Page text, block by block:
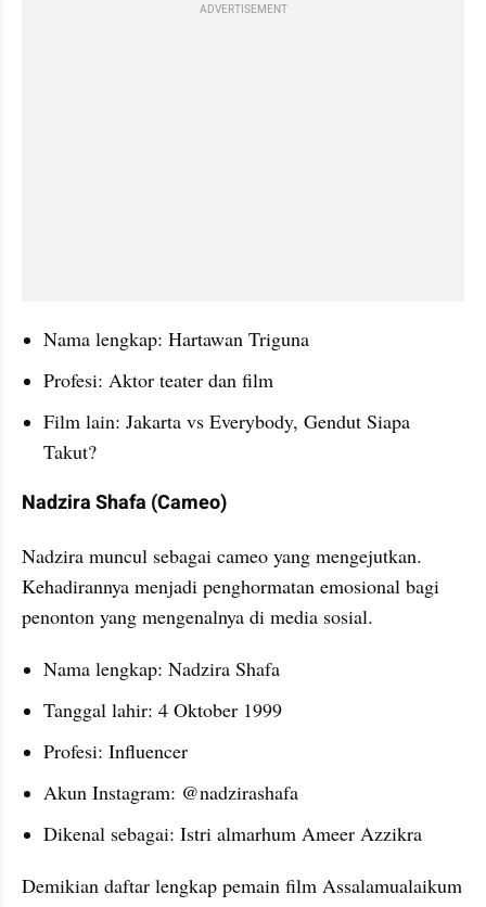
ADVERTISEMENT
Nama lengkap: Hartawan Triguna
Profesi: Aktor teater dan film
Film lain: Jakarta vs Everybody, Gendut Siapa
Takut?
Nadzira Shafa (Cameo)
Nadzira muncul sebagai cameo yang mengejutkan.
Kehadirannya menjadi penghormatan emosional bagi
penonton yang mengenalnya di media sosial.
Nama lengkap: Nadzira Shafa
Tanggal lahir: 4 Oktober 1999
Profesi: Influencer
Akun Instagram: @nadzirashafa
Dikenal sebagai: Istri almarhum Ameer Azzikra
Demikian daftar lengkap pemain film Assalamualaikum